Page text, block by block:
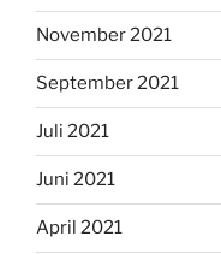
November 2021
September 2021
Juli 2021
Juni 2021
April 2021